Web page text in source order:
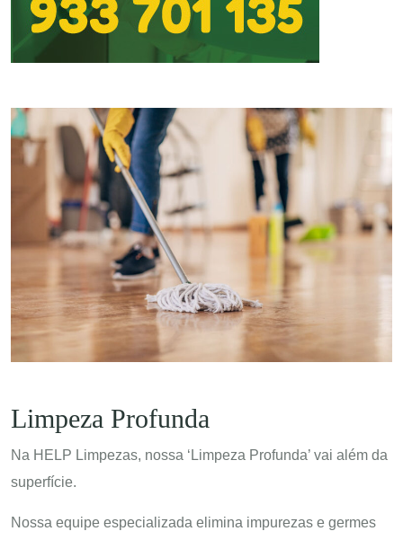
Limpeza Profunda
Na HELP Limpezas, nossa ‘Limpeza Profunda’ vai além da
superfície.
Nossa equipe especializada elimina impurezas e germes